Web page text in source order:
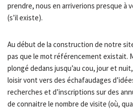
prendre, nous en arriverions presque à
(s’il existe).
Au début de la construction de notre
pas que le mot référencement existait.
plongé dedans jusqu’au cou, jour et
loisir vont vers des échafaudages
recherches et d’inscriptions sur des
de connaitre le nombre de visite (où,